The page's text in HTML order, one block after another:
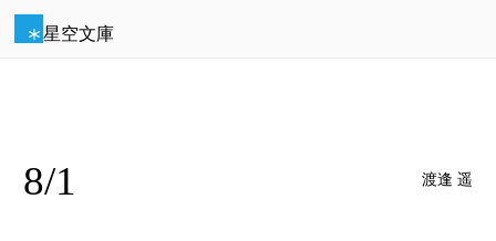
星空文庫
8/1 渡逢 遥